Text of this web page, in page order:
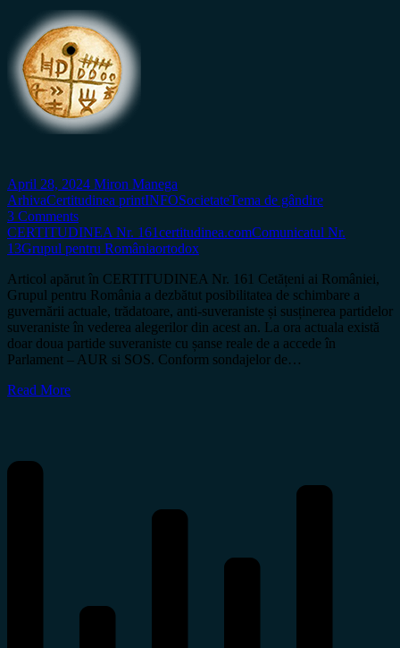
April 28, 2024 Miron Manega
ArhivaCertitudinea printINFOSocietateTema de gândire
3 Comments
CERTITUDINEA Nr. 161certitudinea.comComunicatul Nr.
13Grupul pentru Româniaortodox
Articol apărut în CERTITUDINEA Nr. 161 Cetățeni ai României,
Grupul pentru România a dezbătut posibilitatea de schimbare a
guvernării actuale, trădatoare, anti-suveraniste și susținerea partidelor
suveraniste în vederea alegerilor din acest an. La ora actuala există
doar doua partide suveraniste cu șanse reale de a accede în
Parlament – AUR si SOS. Conform sondajelor de…
Read More